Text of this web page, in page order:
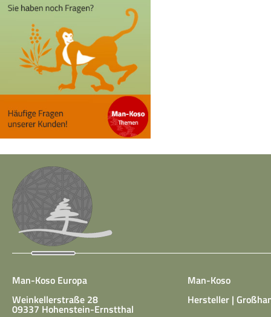
Man-Koso Europa
Weinkellerstraße 28
09337 Hohenstein-Ernstthal
Man-Koso
Hersteller |